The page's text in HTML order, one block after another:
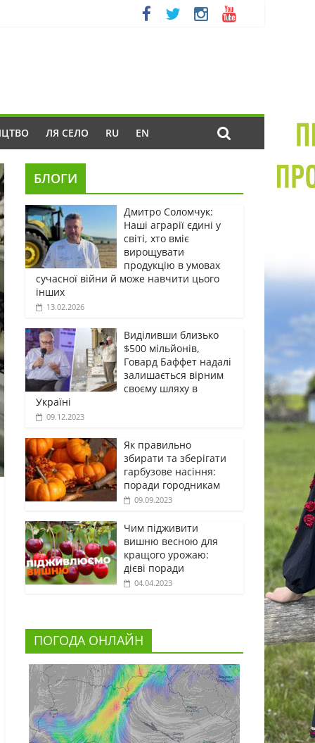
ЛЯ СЕЛО RU EN
БЛОГИ
Дмитро Соломчук:
Наші аграрії єдині у
світі, хто вміє
вирощувати
продукцію в умовах
сучасної війни й може навчити цього
інших
13.02.2026
Виділивши близько
$500 мільйонів,
Говард Баффет надалі
залишається вірним
своєму шляху в
Україні
09.12.2023
Як правильно
збирати та зберігати
гарбузове насіння:
поради городникам
09.09.2023
Чим підживити
вишню весною для
кращого урожаю:
дієві поради
04.04.2023
ПОГОДА ОНЛАЙН